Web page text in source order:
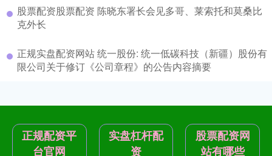
股票配资股票配资 陈晓东署长会见多哥、莱索托和莫桑比
克外长
正规实盘配资网站 统一股份: 统一低碳科技（新疆）股份有
限公司关于修订《公司章程》的公告内容摘要
正规配资平
台官网
实盘杠杆配
资
股票配资网
站有哪些